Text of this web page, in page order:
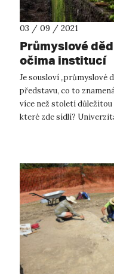
03 / 09 / 2021
Průmyslové
očima institucí
Je sousloví „průmyslové
představu, co to
více než století důležitou
které zde sídlí?